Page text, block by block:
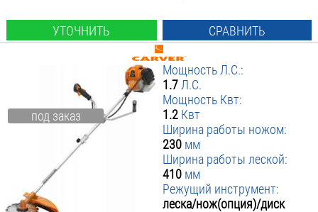
УТОЧНИТЬ СРАВНИТЬ
под заказ
Мощность Л.С.:
1.7 Л.С.
Мощность Квт:
1.2 Квт
Ширина работы ножом:
230 мм
Ширина работы леской:
410 мм
Режущий инструмент:
леска/нож(опция)/диск